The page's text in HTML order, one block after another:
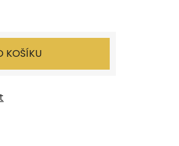
KOŠÍKU